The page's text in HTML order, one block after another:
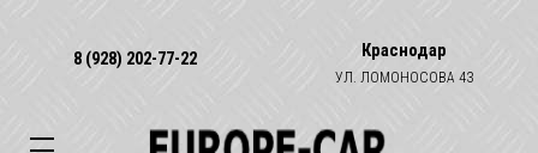
8 (928) 202-77-22 Краснодар
УЛ. ЛОМОНОСОВА 43